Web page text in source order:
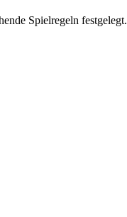
Spielregeln festgelegt.